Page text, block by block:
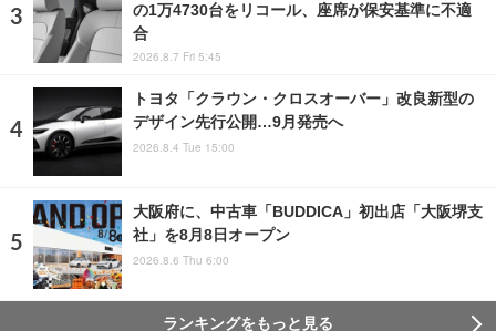
の1万4730台をリコール、座席が保安基準に不適
合
2026.8.7 Fri 5:45
トヨタ「クラウン・クロスオーバー」改良新型の
デザイン先行公開…9月発売へ
2026.8.4 Tue 15:00
大阪府に、中古車「BUDDICA」初出店「大阪堺支
社」を8月8日オープン
2026.8.6 Thu 6:00
ランキングをもっと見る